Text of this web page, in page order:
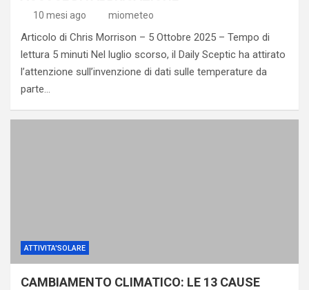
10 mesi ago miometeo
Articolo di Chris Morrison – 5 Ottobre 2025 – Tempo di
lettura 5 minuti Nel luglio scorso, il Daily Sceptic ha attirato
l’attenzione sull’invenzione di dati sulle temperature da
parte…
ATTIVITA'SOLARE
CAMBIAMENTO CLIMATICO: LE 13 CAUSE